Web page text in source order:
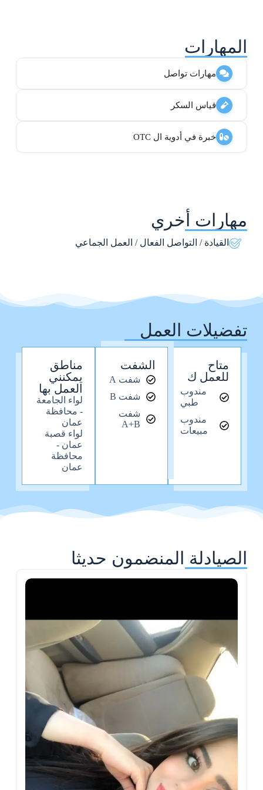
المهارات
مهارات تواصل
قياس السكر
خبرة في أدوية ال OTC
مهارات أخري
القيادة / التواصل الفعال / العمل الجماعي
تفضيلات العمل
متاح
للعمل ك
مندوب
طبي
مندوب
مبيعات
الشفت
شفت A
شفت B
شفت
A+B
مناطق
يمكنني
العمل بها
لواء الجامعة
- محافظة
عمان
لواء قصبة
عمان -
محافظة
عمان
الصيادلة المنضمون حديثا